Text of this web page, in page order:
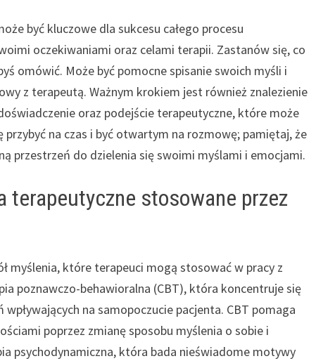
być kluczowe dla sukcesu całego procesu
oczekiwaniami oraz celami terapii. Zastanów się, co
omówić. Może być pomocne spisanie swoich myśli i
z terapeutą. Ważnym krokiem jest również znalezienie
oraz podejście terapeutyczne, które może
na czas i być otwartym na rozmowę; pamiętaj, że
przestrzeń do dzielenia się swoimi myślami i emocjami.
terapeutyczne stosowane przez
myślenia, które terapeuci mogą stosować w pracy z
poznawczo-behawioralna (CBT), która koncentruje się
na samopoczucie pacjenta. CBT pomaga
poprzez zmianę sposobu myślenia o sobie i
psychodynamiczna, która bada nieświadome motywy